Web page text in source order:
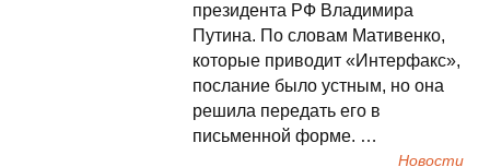
президента РФ Владимира
Путина. По словам Мативенко,
которые приводит «Интерфакс»,
послание было устным, но она
решила передать его в
письменной форме. …
Новости